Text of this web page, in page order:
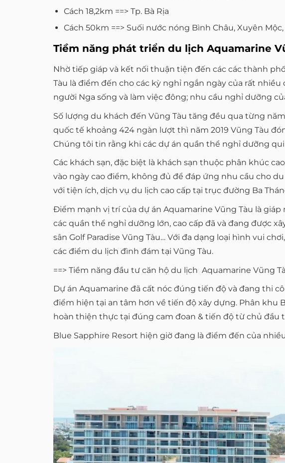
Cách 18,2km ==> Tp. Bà Rịa
Cách 50km ==> Suối nước nóng Bình Châu, Xuyên Mộc,
Tiềm năng phát triển du lịch Aquamarine
Nhờ tiếp giáp và kết nối thuận tiện đến các các thành
Tàu là điểm đến cho các kỳ nghỉ ngắn ngày của rất
người Nga sống và làm việc đông; nhu cầu nghỉ dưỡng
Số lượng du khách đến Vũng Tàu tăng đều qua từng
quốc tế khoảng 424 ngàn lượt thì năm 2019 Vũng Tàu
Chúng tôi tin rằng khi các dự án quần thể nghỉ dưỡng
Các khách sạn, đặc biệt là khách sạn thuộc phân khúc
vào ngày cao điểm, không đủ để đáp ứng nhu cầu cho
với tiện ích, dịch vụ du lịch cao cấp tại trục đường Ba
Điểm mạnh vị trí của dự án Aquamarine Vũng Tàu là
các quần thể nghỉ dưỡng lớn, cao cấp đã và đang được
sân Golf Paradise Vũng Tàu… Với đa dạng loại hình vui
các điểm du lịch đình đám tại Vũng Tàu.
==> Tiềm năng đầu tư căn hộ du lịch Aquamarine Vũng
Dự án Aquamarine đã cất nóc đúng tiến độ và đang thi
điểm hiện tại an tâm hơn về tiến độ xây dựng. Phân khu
hoàn thiện thực tại đúng cam đoan & tiến độ từ chủ đầu
Blue Sapphire Resort hiện giờ đang là điểm đến của